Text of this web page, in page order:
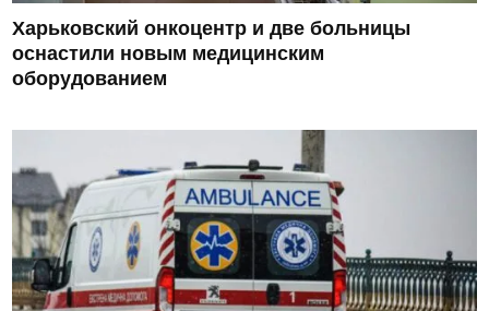
Харьковский онкоцентр и две больницы
оснастили новым медицинским
оборудованием